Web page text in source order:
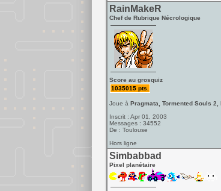
RainMakeR
Chef de Rubrique Nécrologique
Score au grosquiz
1035015 pts.
Joue à Pragmata, Tormented Souls 2,
Inscrit : Apr 01, 2003
Messages : 34552
De : Toulouse
Hors ligne
Simbabbad
Pixel planétaire